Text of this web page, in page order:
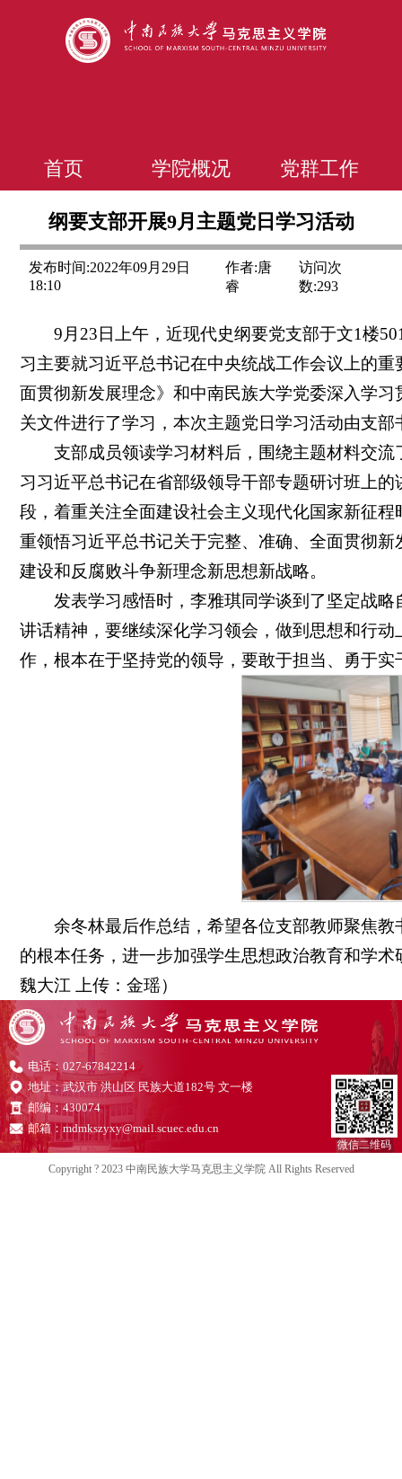
首页 学院概况 党群工作
纲要支部开展9月主题党日学习活动
发布时间:2022年09月29日
18:10
作者:唐
睿
访问次
数:293
9月23日上午，近现代史纲要党支部于文1楼
习主要就习近平总书记在中央统战工作会议上的
面贯彻新发展理念》和中南民族大学党委深入学
关文件进行了学习，本次主题党日学习活动由支
支部成员领读学习材料后，围绕主题材料交
习习近平总书记在省部级领导干部专题研讨班上
段，着重关注全面建设社会主义现代化国家新征
重领悟习近平总书记关于完整、准确、全面贯彻
建设和反腐败斗争新理念新思想新战略。
发表学习感悟时，李雅琪同学谈到了坚定战
讲话精神，要继续深化学习领会，做到思想和行
作，根本在于坚持党的领导，要敢于担当、勇于
余冬林最后作总结，希望各位支部教师聚焦
的根本任务，进一步加强学生思想政治教育和学
魏大江 上传：金瑶）
电话：027-67842214
地址：武汉市 洪山区 民族大道182号 文一楼
邮编：430074
邮箱：mdmkszyxy@mail.scuec.edu.cn
微信二维码
Copyright ? 2023 中南民族大学马克思主义学院 All Rights Reserved